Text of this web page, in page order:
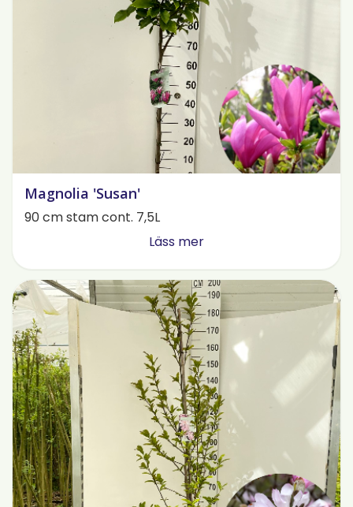
Magnolia 'Susan'
90 cm stam cont. 7,5L
Läss mer